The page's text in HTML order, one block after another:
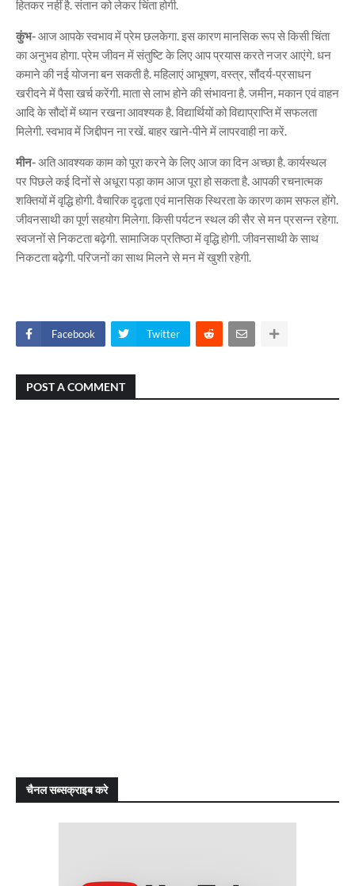
हितकर नहीं है. संतान को लेकर चिंता होगी.
कुंभ-आज आपके स्वभाव में प्रेम छलकेगा. इस कारण मानसिक रूप से किसी चिंता
का अनुभव होगा. प्रेम जीवन में संतुष्टि के लिए आप प्रयास करते नजर आएंगे. धन
कमाने की नई योजना बन सकती है. महिलाएं आभूषण, वस्त्र, सौंदर्य-प्रसाधन
खरीदने में पैसा खर्च करेंगी. माता से लाभ होने की संभावना है. जमीन, मकान एवं वाहन
आदि के सौदों में ध्यान रखना आवश्यक है. विद्यार्थियों को विद्याप्राप्ति में सफलता
मिलेगी. स्वभाव में जिद्दीपन ना रखें. बाहर खाने-पीने में लापरवाही ना करें.
मीन-अति आवश्यक काम को पूरा करने के लिए आज का दिन अच्छा है. कार्यस्थल
पर पिछले कई दिनों से अधूरा पड़ा काम आज पूरा हो सकता है. आपकी रचनात्मक
शक्तियों में वृद्धि होगी. वैचारिक दृढ़ता एवं मानसिक स्थिरता के कारण काम सफल होंगे.
जीवनसाथी का पूर्ण सहयोग मिलेगा. किसी पर्यटन स्थल की सैर से मन प्रसन्न रहेगा.
स्वजनों से निकटता बढ़ेगी. सामाजिक प्रतिष्ठा में वृद्धि होगी. जीवनसाथी के साथ
निकटता बढ़ेगी. परिजनों का साथ मिलने से मन में खुशी रहेगी.
Facebook Twitter
POST A COMMENT
चैनल सब्सक्राइब करे